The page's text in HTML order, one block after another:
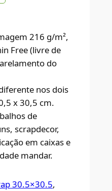
216 g/m²,
Free (livre de
do
nos dois
x 30,5 cm.
de
scrapdecor,
em caixas e
mandar.
30.5×30.5